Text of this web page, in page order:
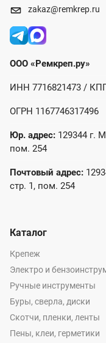
zakaz@remkrep.ru
ООО «Ремкреп.ру»
ИНН 7716821473 /
ОГРН 1167746317496
Юр. адрес: 129344 г.
пом. 254
Почтовый адрес:
стр. 1, пом. 254
Каталог
Крепеж
Электро и
Ручные инструменты
Буры, сверла, диски
Скотчи, пленки, ленты
Пены, клеи, герметики